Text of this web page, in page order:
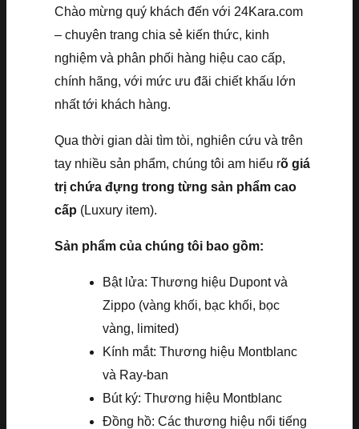
Chào mừng quý khách đến với 24Kara.com
– chuyên trang chia sẻ kiến thức, kinh
nghiệm và phân phối hàng hiệu cao cấp,
chính hãng, với mức ưu đãi chiết khấu lớn
nhất tới khách hàng.
Qua thời gian dài tìm tòi, nghiên cứu và trên
tay nhiều sản phẩm, chúng tôi am hiểu rõ giá
trị chứa đựng trong từng sản phẩm cao
cấp (Luxury item).
Sản phẩm của chúng tôi bao gồm:
Bật lửa: Thương hiệu Dupont và
Zippo (vàng khối, bạc khối, bọc
vàng, limited)
Kính mắt: Thương hiệu Montblanc
và Ray-ban
Bút ký: Thương hiệu Montblanc
Đồng hồ: Các thương hiệu nổi tiếng